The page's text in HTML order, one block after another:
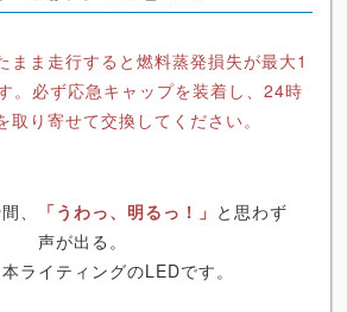
まま走行すると燃料蒸発損失が最大1
。必ず応急キャップを装着し、24時
取り寄せて交換してください。
、 「うわっ、明るっ！」 と思わず
声が出る。
ライティングのLEDです。